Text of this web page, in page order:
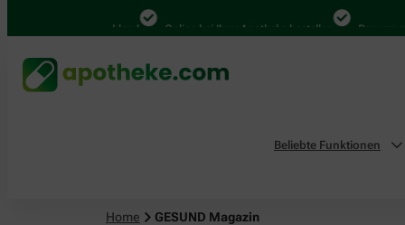
4.000 Mal in Deutschland Online bei Ihrer Apotheke bestellen Bequem
Beliebte Funktionen
Home GESUND Magazin